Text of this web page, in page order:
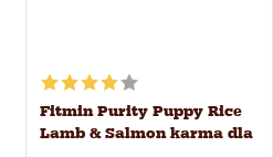
Fitmin Purity Puppy Rice
Lamb & Salmon karma dla